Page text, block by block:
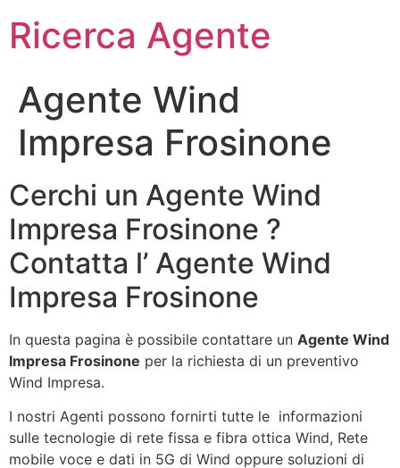
Ricerca Agente
Agente Wind
Impresa Frosinone
Cerchi un Agente Wind
Impresa Frosinone ?
Contatta l’ Agente Wind
Impresa Frosinone
In questa pagina è possibile contattare un Agente Wind
Impresa Frosinone per la richiesta di un preventivo
Wind Impresa.
I nostri Agenti possono fornirti tutte le informazioni
sulle tecnologie di rete fissa e fibra ottica Wind, Rete
mobile voce e dati in 5G di Wind oppure soluzioni di